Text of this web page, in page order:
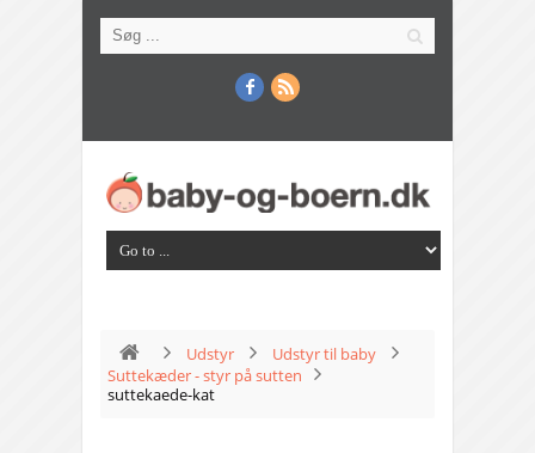
Udstyr
Udstyr til baby
Suttekæder - styr på sutten
suttekaede-kat